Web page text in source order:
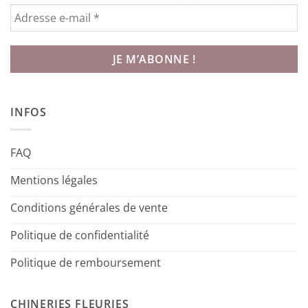
INFOS
FAQ
Mentions légales
Conditions générales de vente
Politique de confidentialité
Politique de remboursement
CHINERIES FLEURIES